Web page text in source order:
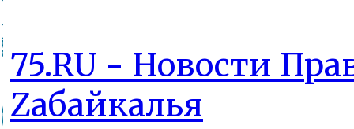
75.RU - Новости
Zабайкалья